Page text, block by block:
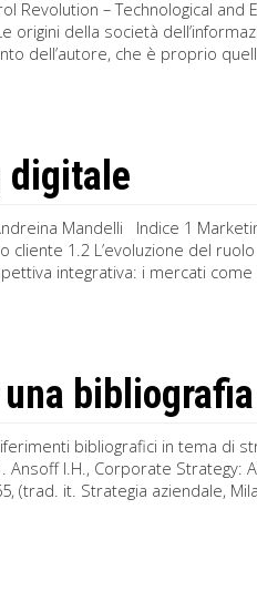
Revolution – Technological
origini della società
dell’autore, che è proprio
digitale
Mandelli Indice 1
cliente 1.2 L’evoluzione del
integrativa: i mercati
bibliografici in tema di
Ansoff I.H., Corporate
(trad. it. Strategia aziendale,